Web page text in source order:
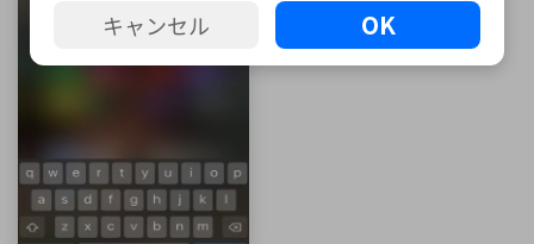
キャンセル OK